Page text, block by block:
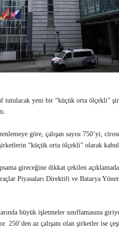
tutulacak yeni bir “küçük orta ölçekli”
göre, çalışan sayısı 750’yi,
“küçük orta ölçekli” olarak
gireceğine dikkat çekilen
Piyasaları Direktifi ve Batarya
büyük işletmeler sınıflamasına
az çalışanı olan şirketler ise